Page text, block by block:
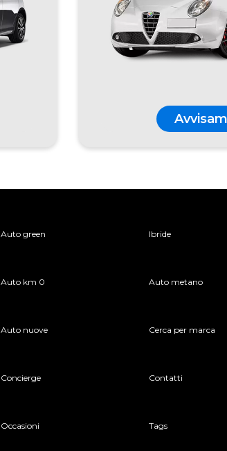
Auto green Ibride
Auto km 0 Auto metano
Auto nuove Cerca per marca
Concierge Contatti
Occasioni Tags